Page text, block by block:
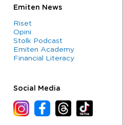
Emiten News
Riset
Opini
Stolk Podcast
Emiten Academy
Financial Literacy
Social Media